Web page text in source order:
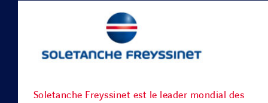
Soletanche Freyssinet est le leader mondial des